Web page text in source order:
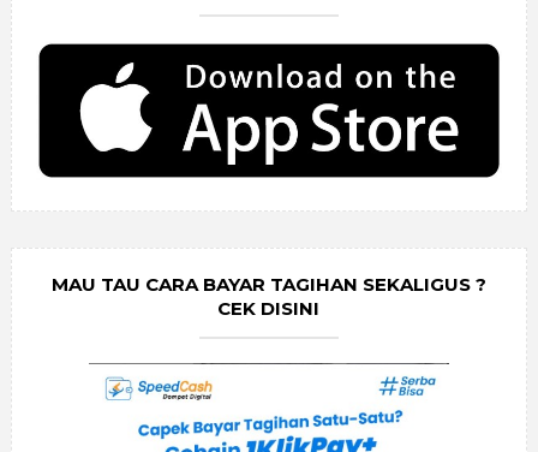
MAU TAU CARA BAYAR TAGIHAN SEKALIGUS ?
CEK DISINI